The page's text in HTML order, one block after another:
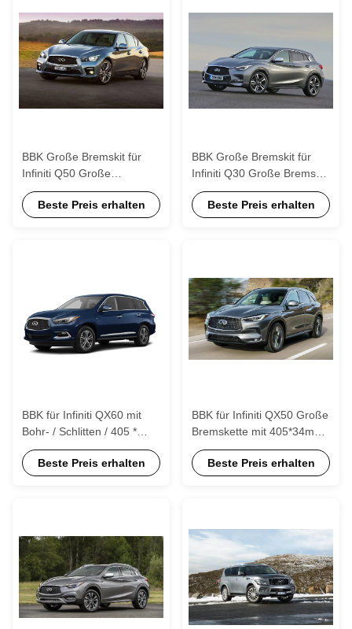
BBK Große Bremskit für
Infiniti Q50 Große
Bremskits 6 Kolbenhalter
mit 405*34mm Rotor
Beste Preis erhalten
BBK Große Bremskit für
Infiniti Q30 Große Bremskit,
6 Kolben Große Bremskit
Upgrade
Beste Preis erhalten
BBK für Infiniti QX60 mit
Bohr- / Schlitten / 405 *
34mm Rotor Big Brake Kit
S60Beste Preis erhalten
BBK für Infiniti QX50 Große
Bremskette mit 405*34mm
Rotor 6 Kolben-Kaliber
Vorderrad
Beste Preis erhalten